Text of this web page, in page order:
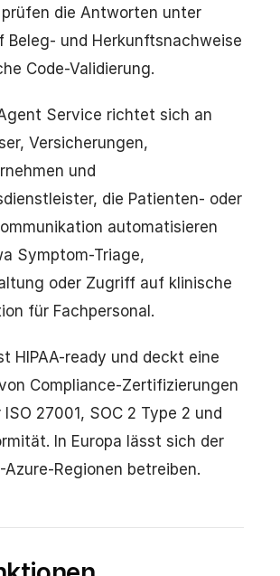
die Antworten unter
Beleg- und Herkunftsnachweise
Code-Validierung.
Service richtet sich an
Versicherungen,
und
die Patienten- oder
automatisieren
Symptom-Triage,
oder Zugriff auf klinische
für Fachpersonal.
HIPAA-ready und deckt eine
Compliance-Zertifizierungen
27001, SOC 2 Type 2 und
In Europa lässt sich der
Azure-Regionen betreiben.